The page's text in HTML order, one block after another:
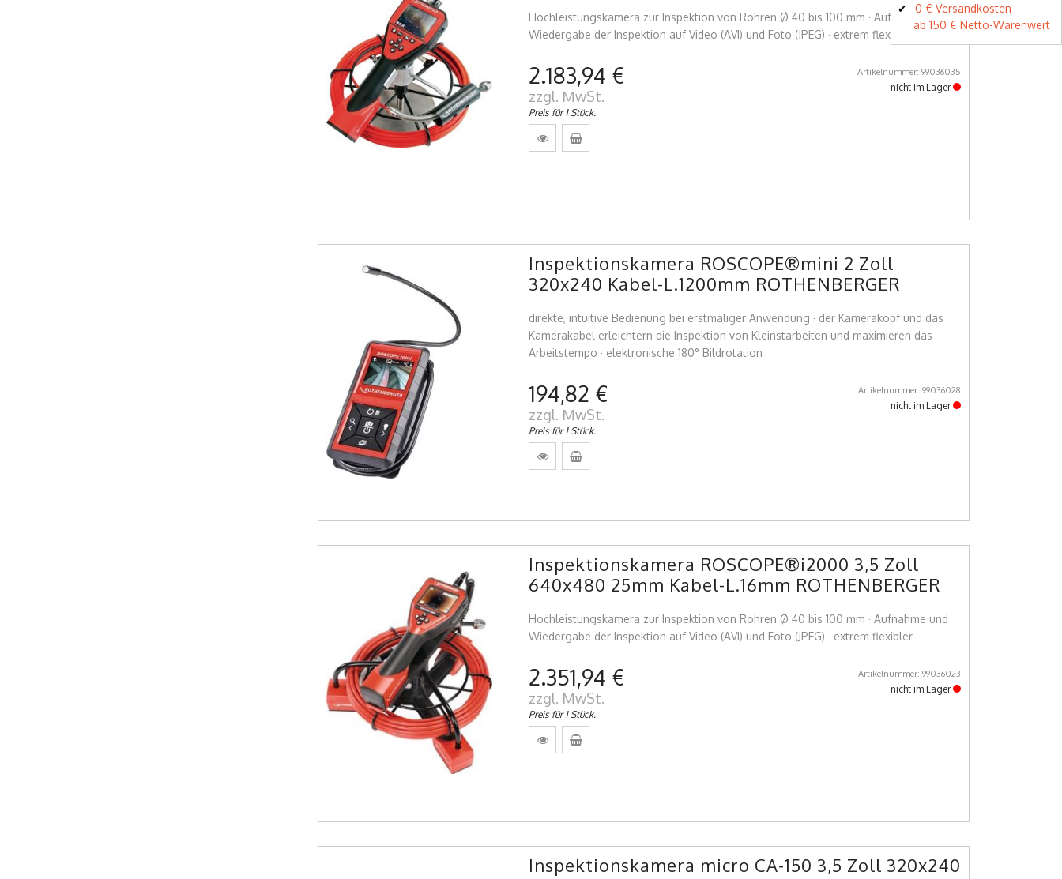
Hochleistungskamera zur Inspektion von Rohren Ø 40 bis 100 mm · Aufnahme und
Wiedergabe der Inspektion auf Video (AVI) und Foto (JPEG) · extrem flexibler
2.183,94 €
zzgl. MwSt.
Preis für 1 Stück.
Artikelnummer: 99036035
nicht im Lager
Inspektionskamera ROSCOPE®mini 2 Zoll
320x240 Kabel-L.1200mm ROTHENBERGER
direkte, intuitive Bedienung bei erstmaliger Anwendung · der Kamerakopf und das
Kamerakabel erleichtern die Inspektion von Kleinstarbeiten und maximieren das
Arbeitstempo · elektronische 180° Bildrotation
194,82 €
zzgl. MwSt.
Preis für 1 Stück.
Artikelnummer: 99036028
nicht im Lager
Inspektionskamera ROSCOPE®i2000 3,5 Zoll
640x480 25mm Kabel-L.16mm ROTHENBERGER
Hochleistungskamera zur Inspektion von Rohren Ø 40 bis 100 mm · Aufnahme und
Wiedergabe der Inspektion auf Video (AVI) und Foto (JPEG) · extrem flexibler
2.351,94 €
zzgl. MwSt.
Preis für 1 Stück.
Artikelnummer: 99036023
nicht im Lager
Inspektionskamera micro CA-150 3,5 Zoll 320x240
0 € Versandkosten
ab 150 € Netto-Warenwert